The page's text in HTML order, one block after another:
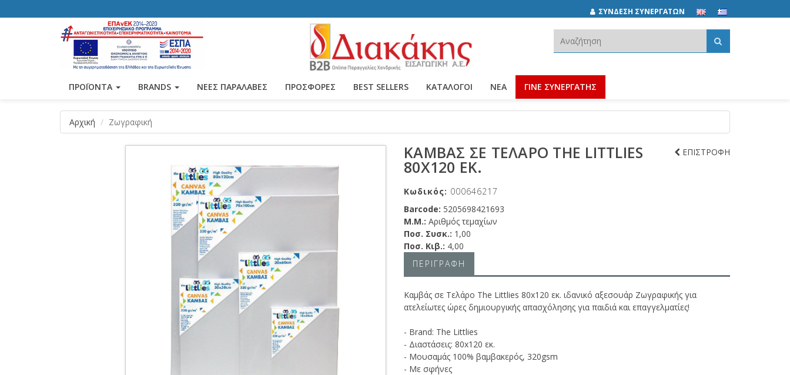
ΣΥΝΔΕΣΗ ΣΥΝΕΡΓΑΤΩΝ
ΠΡΟΪΟΝΤΑ BRANDS ΝΕΕΣ ΠΑΡΑΛΑΒΕΣ ΠΡΟΣΦΟΡΕΣ BEST SELLERS ΚΑΤΆΛΟΓΟΙ ΝΈΑ ΓΙΝΕ ΣΥΝΕΡΓΑΤΗΣ
Αναζήτηση:
Αρχική Ζωγραφική
ΚΑΜΒΆΣ ΣΕ ΤΕΛΆΡΟ THE LITTLIES
80X120 ΕΚ.
ΕΠΙΣΤΡΟΦΗ
Κωδικός: 000646217
Barcode: 5205698421693
Μ.Μ.: Αριθμός τεμαχίων
Ποσ. Συσκ.: 1,00
Ποσ. Κιβ.: 4,00
ΠΕΡΙΓΡΑΦΗ
Καμβάς σε Τελάρο The Littlies 80x120 εκ. ιδανικό αξεσουάρ Ζωγραφικής για
ατελείωτες ώρες δημιουργικής απασχόλησης για παιδιά και επαγγελματίες!
- Brand: The Littlies
- Διαστάσεις: 80x120 εκ.
- Μουσαμάς 100% βαμβακερός, 320gsm
- Με σφήνες